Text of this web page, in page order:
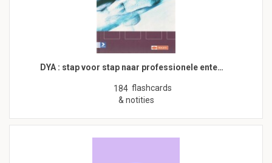
DYA : stap voor stap naar professionele ente…
184 flashcards
& notities